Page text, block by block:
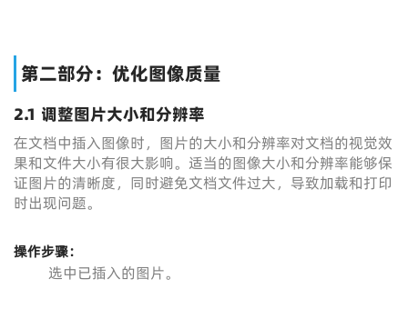
第二部分：优化图像质量
2.1 调整图片大小和分辨率
在文档中插入图像时，图片的大小和分辨率对文档的视觉效
果和文件大小有很大影响。适当的图像大小和分辨率能够保
证图片的清晰度，同时避免文档文件过大，导致加载和打印
时出现问题。
操作步骤：
选中已插入的图片。